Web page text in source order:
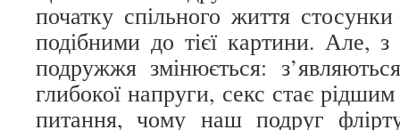
початку спільного життя
подібними до тієї картини. Але,
подружжя змінюється:
глибокої напруги, секс стає
питання, чому наш подруг